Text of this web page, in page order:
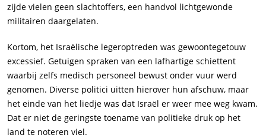
zijde vielen geen slachtoffers, een handvol lichtgewonde
militairen daargelaten.
Kortom, het Israëlische legeroptreden was gewoontegetouw
excessief. Getuigen spraken van een lafhartige schiettent
waarbij zelfs medisch personeel bewust onder vuur werd
genomen. Diverse politici uitten hierover hun afschuw, maar
het einde van het liedje was dat Israël er weer mee weg kwam.
Dat er niet de geringste toename van politieke druk op het
land te noteren viel.